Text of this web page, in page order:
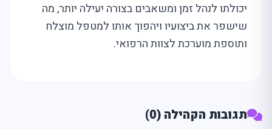
יכולתו לנהל זמן ומשאבים בצורה יעילה יותר, מה
שישפר את ביצועיו ויהפוך אותו למטפל מוצלח
ותוספת מוערכת לצוות הרפואי.
תגובות הקהילה (0)